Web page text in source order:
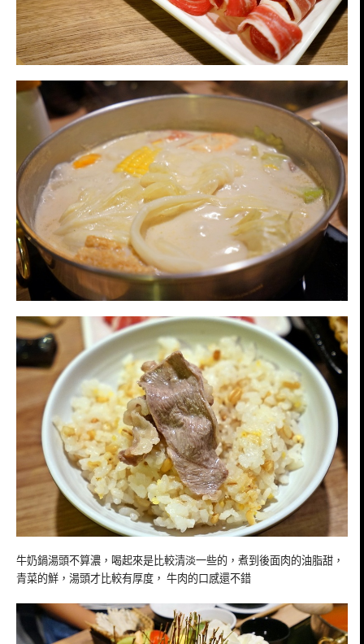
牛奶鍋湯頭不算濃，喝起來是比較清淡一些的，煮到後面肉的油脂甜，
青菜的鮮，湯頭才比較有厚度， 牛肉的口感還不錯